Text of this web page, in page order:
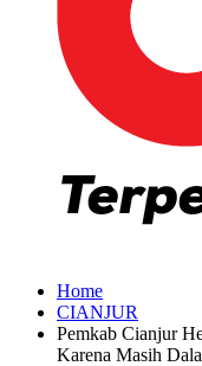
Home
CIANJUR
Pemkab Cianjur
Karena Masih